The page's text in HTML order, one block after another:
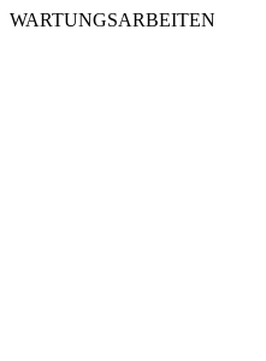
WARTUNGSARBEITEN